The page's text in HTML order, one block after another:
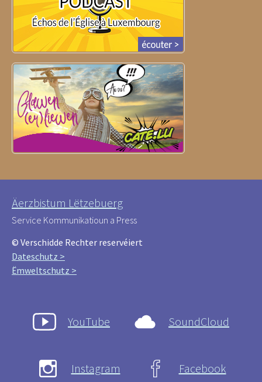
Äerzbistum Lëtzebuerg
Service Kommunikatioun a Press
© Verschidde Rechter reservéiert
Dateschutz >
Ëmweltschutz >
YouTube SoundCloud
Instagram Facebook